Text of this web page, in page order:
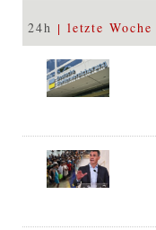
24h letzte Woche